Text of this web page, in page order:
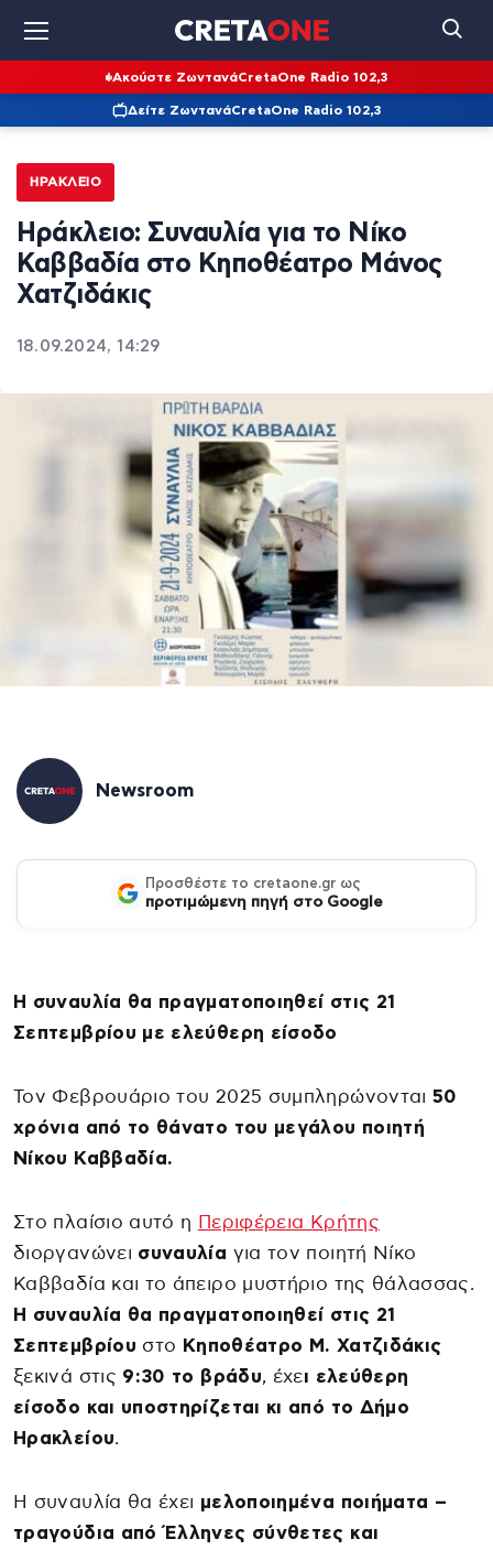
Ακούστε ΖωντανάCretaOne Radio 102,3
Δείτε ΖωντανάCretaOne Radio 102,3
ΗΡΆΚΛΕΙΟ
Ηράκλειο: Συναυλία για το Νίκο
Καββαδία στο Κηποθέατρο Μάνος
Χατζιδάκις
18.09.2024, 14:29
Newsroom
Προσθέστε το cretaone.gr ως
προτιμώμενη πηγή στο Google
Η συναυλία θα πραγματοποιηθεί στις 21
Σεπτεμβρίου με ελεύθερη είσοδο
Τον Φεβρουάριο του 2025 συμπληρώνονται 50
χρόνια από το θάνατο του μεγάλου ποιητή
Νίκου Καββαδία.
Στο πλαίσιο αυτό η Περιφέρεια Κρήτης
διοργανώνει συναυλία για τον ποιητή Νίκο
Καββαδία και το άπειρο μυστήριο της θάλασσας.
Η συναυλία θα πραγματοποιηθεί στις 21
Σεπτεμβρίου στο Κηποθέατρο Μ. Χατζιδάκις
ξεκινά στις 9:30 το βράδυ, έχει ελεύθερη
είσοδο και υποστηρίζεται κι από το Δήμο
Ηρακλείου.
Η συναυλία θα έχει μελοποιημένα ποιήματα –
τραγούδια από Έλληνες σύνθετες και